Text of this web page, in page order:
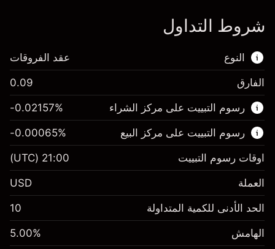
شروط التداول
النوع
هذا السوق المالي متاح للتداول من خلال عقود
الفروقات.
اعرف المزيد عن:
عقود الفروقات
عقد الفروقات
الفارق 0.09
رسوم التبييت على مركز الشراء
الهامش. استثمارك $1,000.00
-0.021568
%
(-$4.31)
-0.02157%
رسوم التبييت على مركز البيع
الهامش. استثمارك $1,000.00
-0.000654
-0.00065%
اوقات رسوم التبييت 21:00
(UTC)
العملة USD
الحد الأدنى للكمية المتداولة 10
الهامش 5.00%